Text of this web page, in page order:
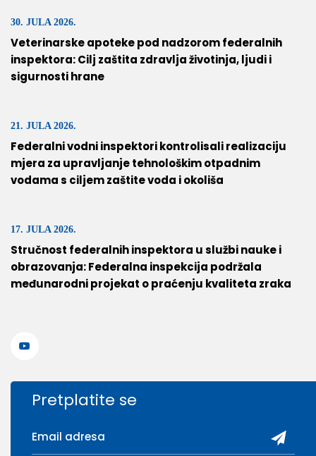
30. JULA 2026.
Veterinarske apoteke pod nadzorom federalnih
inspektora: Cilj zaštita zdravlja životinja, ljudi i
sigurnosti hrane
21. JULA 2026.
Federalni vodni inspektori kontrolisali realizaciju
mjera za upravljanje tehnološkim otpadnim
vodama s ciljem zaštite voda i okoliša
17. JULA 2026.
Stručnost federalnih inspektora u službi nauke i
obrazovanja: Federalna inspekcija podržala
međunarodni projekat o praćenju kvaliteta zraka
Pretplatite se